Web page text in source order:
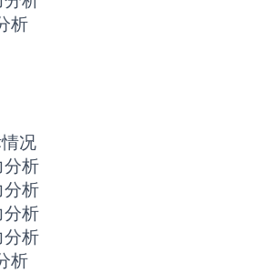
析
况
分析
分析
分析
分析
析